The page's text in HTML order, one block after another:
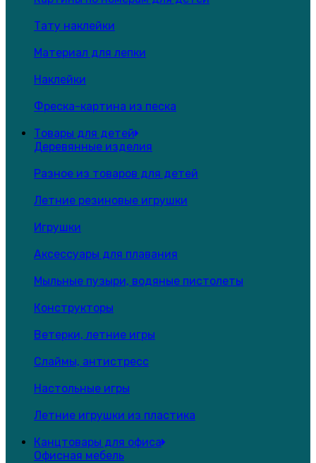
Тату наклейки
Материал для лепки
Наклейки
Фреска-картина из песка
Товары для детей
Деревянные изделия
Разное из товаров для детей
Летние резиновые игрушки
Игрушки
Аксессуары для плавания
Мыльные пузыри, водяные пистолеты
Конструкторы
Ветерки, летние игры
Слаймы, антистресс
Настольные игры
Летние игрушки из пластика
Канцтовары для офиса
Офисная мебель